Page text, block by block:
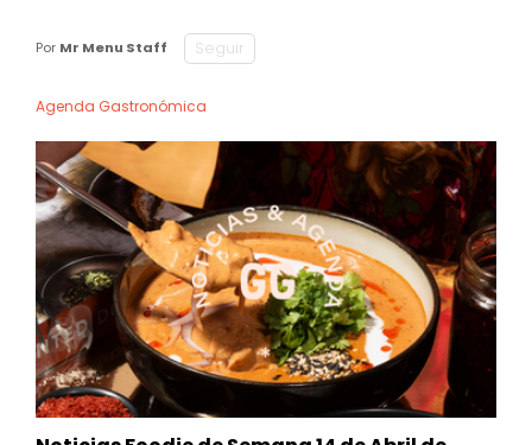
Por Mr Menu Staff Seguir
Agenda Gastronómica